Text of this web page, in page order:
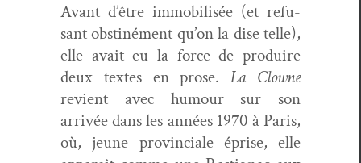
Avant d’être immo­bil­isée (et refu­
sant obstiné­ment qu’on la dise telle),
elle avait eu la force de pro­duire
deux textes en prose.La Clowne
revient avec humour sur son
arrivée dans les années 1970 à Paris,
où, jeune provin­ciale éprise, elle